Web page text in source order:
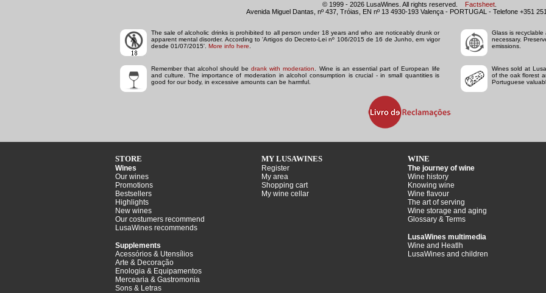
© 1999 - 2026 LusaWines. All rights reserved. Factsheet
Avenida Miguel Dantas, nº 437, Tróias, EN nº 13 4930-193 Valença - PORTUGAL - Telefone +351
The sale of alcoholic drinks is prohibited to all person under 18 years and who are noticeably drunk or
apparent mental disorder. According to 'Artigos do Decreto-Lei nº 106/2015 de 16 de Junho, em vigor
desde 01/07/2015'. More info here
Glass is
necessary.
emissions.
Remember that alcohol should bedrank with moderation
. Wine is an essential part of European life
and culture. The importance of moderation in alcohol consumption is crucial - in small quantities is
good for our body, in excessive amounts can be harmful.
Wines sold at
of the oak florest
Portuguese
STORE
Wines
Our wines
Promotions
Bestsellers
Highlights
New wines
Our costumers recommend
LusaWines recommends
Supplements
Acessórios & Utensílios
Arte & Decoração
Enologia & Equipamentos
Mercearia & Gastromonia
Sons & Letras
MY LUSAWINES
Register
My area
Shopping cart
My wine cellar
WINE
The journey of wine
Wine history
Knowing wine
Wine flavour
The art of serving
Wine storage and aging
Glossary & Terms
LusaWines multimedia
Wine and Heatlh
LusaWines and children